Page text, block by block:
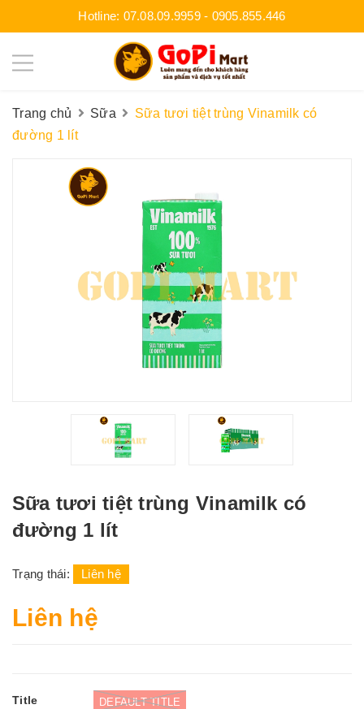
Hotline: 07.08.09.9959- 0905.855.446
Trang chủ Sữa
Sữa tươi tiệt trùng Vinamilk có
đường 1 lít
Sữa tươi tiệt trùng Vinamilk có
đường 1 lít
Trạng thái: Liên hệ
Liên hệ
Title DEFAULT TITLE